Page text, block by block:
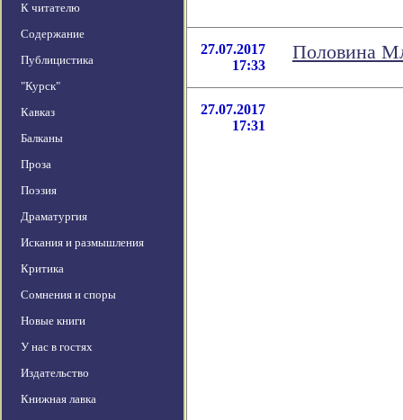
К читателю
Содержание
Публицистика
"Курск"
Кавказ
Балканы
Проза
Поэзия
Драматургия
Искания и размышления
Критика
Сомнения и споры
Новые книги
У нас в гостях
Издательство
Книжная лавка
27.07.2017
17:33
Половина
27.07.2017
17:31